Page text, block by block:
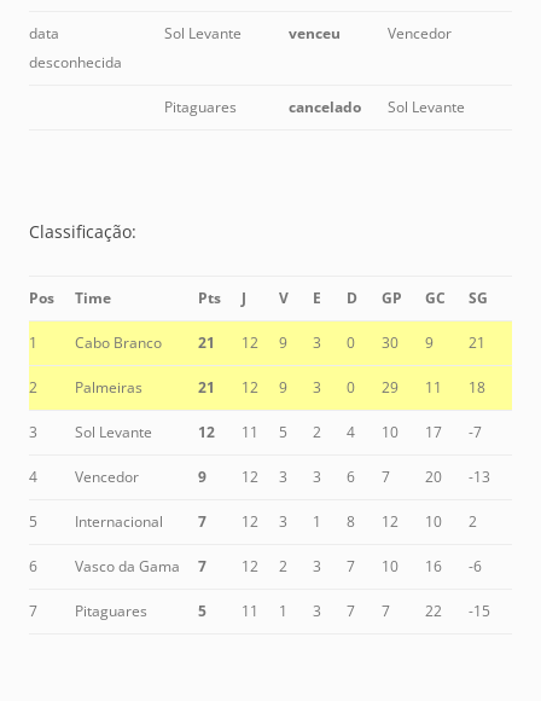
data
desconhecida
Sol Levante venceu Vencedor
Pitaguares cancelado Sol Levante
Classificação:
Pos Time Pts J V E D GP GC SG
1 Cabo Branco 21 12 9 3 0 30 9 21
2 Palmeiras 21 12 9 3 0 29 11 18
3 Sol Levante 12 11 5 2 4 10 17 -7
4 Vencedor 9 12 3 3 6 7 20 -13
5 Internacional 7 12 3 1 8 12 10 2
6 Vasco da Gama 7 12 2 3 7 10 16 -6
7 Pitaguares 5 11 1 3 7 7 22 -15